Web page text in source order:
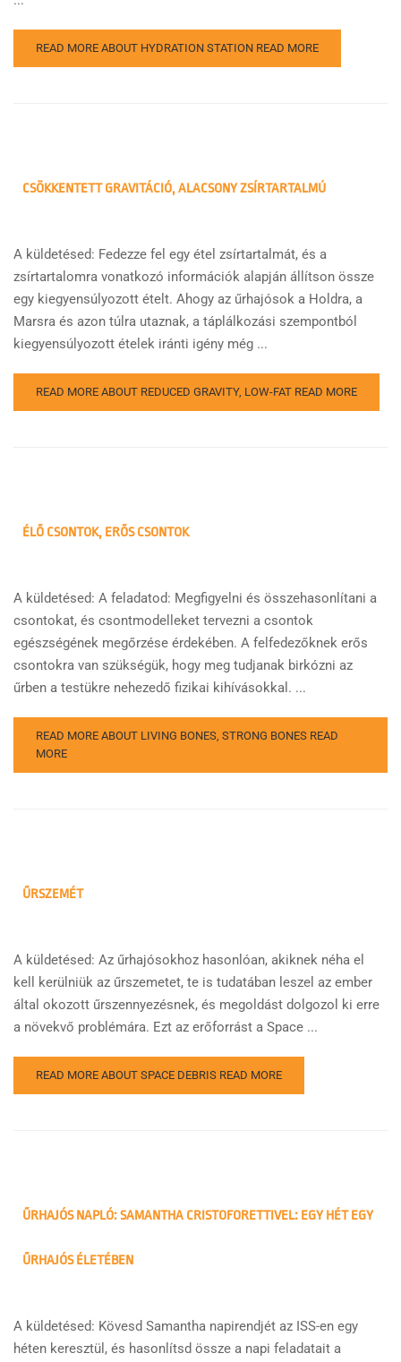
READ MORE ABOUT HYDRATION STATION READ MORE
CSÖKKENTETT GRAVITÁCIÓ, ALACSONY ZSÍRTARTALMÚ
A küldetésed: Fedezze fel egy étel zsírtartalmát, és a
zsírtartalomra vonatkozó információk alapján állítson össze
egy kiegyensúlyozott ételt. Ahogy az űrhajósok a Holdra, a
Marsra és azon túlra utaznak, a táplálkozási szempontból
kiegyensúlyozott ételek iránti igény még ...
READ MORE ABOUT REDUCED GRAVITY, LOW-FAT READ MORE
ÉLŐ CSONTOK, ERŐS CSONTOK
A küldetésed: A feladatod: Megfigyelni és összehasonlítani a
csontokat, és csontmodelleket tervezni a csontok
egészségének megőrzése érdekében. A felfedezőknek erős
csontokra van szükségük, hogy meg tudjanak birkózni az
űrben a testükre nehezedő fizikai kihívásokkal. ...
READ MORE ABOUT LIVING BONES, STRONG BONES READ
MORE
ŰRSZEMÉT
A küldetésed: Az űrhajósokhoz hasonlóan, akiknek néha el
kell kerülniük az űrszemetet, te is tudatában leszel az ember
által okozott űrszennyezésnek, és megoldást dolgozol ki erre
a növekvő problémára. Ezt az erőforrást a Space ...
READ MORE ABOUT SPACE DEBRIS READ MORE
ŰRHAJÓS NAPLÓ: SAMANTHA CRISTOFORETTIVEL: EGY HÉT EGY
ŰRHAJÓS ÉLETÉBEN
A küldetésed: Kövesd Samantha napirendjét az ISS-en egy
héten keresztül, és hasonlítsd össze a napi feladatait a